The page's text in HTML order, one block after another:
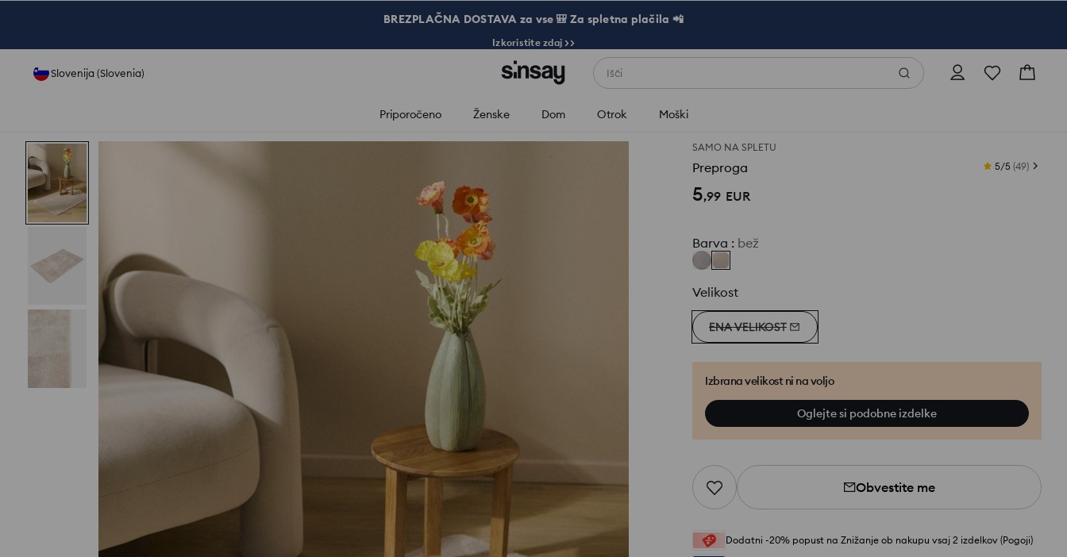
BREZPLAČNA DOSTAVA za vse 🎒 Za spletna plačila 📲
Izkoristite zdaj >>
Slovenija (Slovenia) Išči
Priporočeno Ženske Dom Otrok Moški
SAMO NA SPLETU
Preproga 5/5 (49)
5,99 EUR
Barva : bež
Velikost
ENA VELIKOST
Izbrana velikost ni na voljo
Oglejte si podobne izdelke
Obvestite me
Dodatni -20% popust na Znižanje ob nakupu vsaj 2 izdelkov (Pogoji)